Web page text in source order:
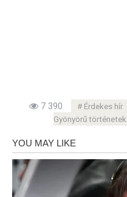
7 390 Érdekes hír
Gyönyörű történetek